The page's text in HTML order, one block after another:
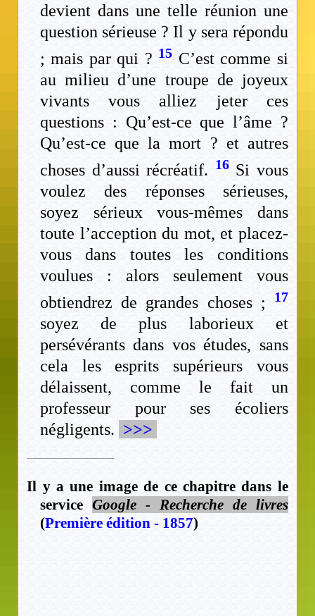
devient dans une telle réunion une
question sérieuse ? Il y sera répondu
; mais par qui ? 15 C’est comme si
au milieu d’une troupe de joyeux
vivants vous alliez jeter ces
questions : Qu’est-ce que l’âme ?
Qu’est-ce que la mort ? et autres
choses d’aussi récréatif. 16Si vous
voulez des réponses sérieuses,
soyez sérieux vous-mêmes dans
toute l’acception du mot, et placez-
vous dans toutes les conditions
voulues : alors seulement vous
obtiendrez de grandes choses ;
17
soyez de plus laborieux et
persévérants dans vos études, sans
cela les esprits supérieurs vous
délaissent, comme le fait un
professeur pour ses écoliers
négligents. >>>
Il y a une image de ce chapitre dans le
service Google - Recherche de livres
(Première édition - 1857)